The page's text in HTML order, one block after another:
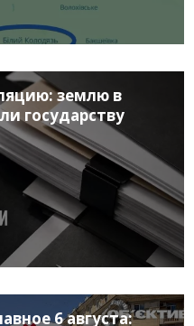
землю в
государству
6 августа: